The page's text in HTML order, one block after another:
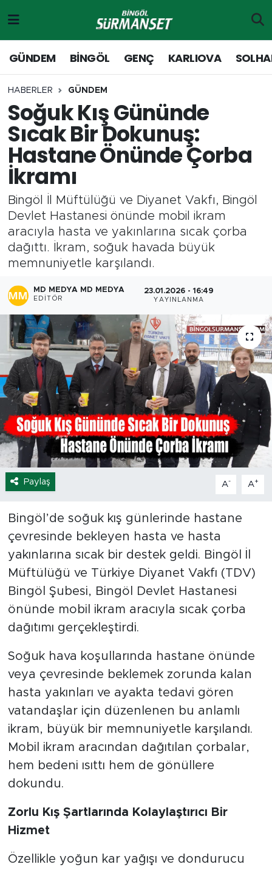
GÜNDEM BİNGÖL GENÇ KARLIOVA
HABERLER GÜNDEM
Soğuk Kış Gününde
Sıcak Bir Dokunuş:
Hastane Önünde Çorba
İkramı
Bingöl İl Müftülüğü ve Diyanet Vakfı, Bingöl
Devlet Hastanesi önünde mobil ikram
aracıyla hasta ve yakınlarına sıcak çorba
dağıttı. İkram, soğuk havada büyük
memnuniyetle karşılandı.
MD MEDYA MD MEDYA
EDITÖR
23.01.2026 - 16:49
YAYINLANMA
Paylaş A- A+
Bingöl’de soğuk kış günlerinde hastane
çevresinde bekleyen hasta ve hasta
yakınlarına sıcak bir destek geldi. Bingöl İl
Müftülüğü ve Türkiye Diyanet Vakfı (TDV)
Bingöl Şubesi, Bingöl Devlet Hastanesi
önünde mobil ikram aracıyla sıcak çorba
dağıtımı gerçekleştirdi.
Soğuk hava koşullarında hastane önünde
veya çevresinde beklemek zorunda kalan
hasta yakınları ve ayakta tedavi gören
vatandaşlar için düzenlenen bu anlamlı
ikram, büyük bir memnuniyetle karşılandı.
Mobil ikram aracından dağıtılan çorbalar,
hem bedeni ısıttı hem de gönüllere
dokundu.
Zorlu Kış Şartlarında Kolaylaştırıcı Bir
Hizmet
Özellikle yoğun kar yağışı ve dondurucu
Genç
Solhan
Karlıova
Adaklı-Kiğı
Yayladere-Yedisu
MD Prestij Dergisi
Siyaset
Spor
Yaşam
Sağlık
Eğitim
Ekonomi
Hava Durumu
Tavz Der
Merkez Hava Durumu
Merkez Trafik Yoğunluk Haritası
Süper Lig Puan Durumu ve Fikstür
Tüm Manşetler
Son Dakika Haberleri
Haber Arşivi